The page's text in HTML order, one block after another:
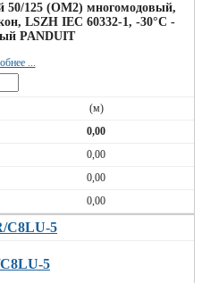
50/125 (OM2) многомодовый,
LSZH IEC 60332-1, -30°C -
PANDUIT
...
(м)
0,00
0,00
0,00
0,00
5